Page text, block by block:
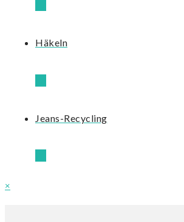
Häkeln
Jeans-Recycling
×